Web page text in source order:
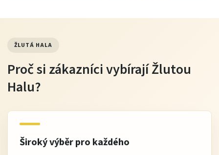
ŽLUTÁ HALA
Proč si zákazníci vybírají Žlutou
Halu?
Široký výběr pro každého